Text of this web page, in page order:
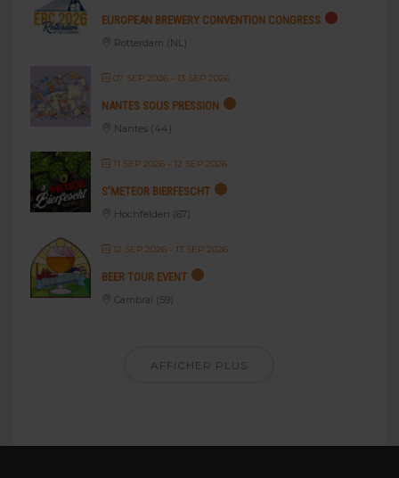
EUROPEAN BREWERY CONVENTION CONGRESS
Rotterdam (NL)
07 SEP 2026- 13 SEP 2026
NANTES SOUS PRESSION
Nantes (44)
11 SEP 2026- 12 SEP 2026
S’METEOR BIERFESCHT
Hochfelden (67)
12 SEP 2026- 13 SEP 2026
BEER TOUR EVENT
Cambrai (59)
AFFICHER PLUS